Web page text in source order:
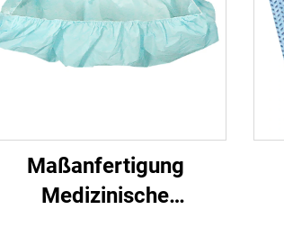
Maßanfertigung
Medizinische